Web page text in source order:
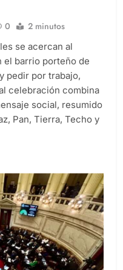
0 2 minutos
se acercan al
el barrio porteño de
pedir por trabajo,
celebración combina
social, resumido
Pan, Tierra, Techo y